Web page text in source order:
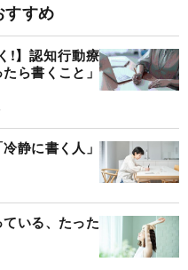
すすめ
!】認知行動療
ら書くこと」
静に書く人」
ている、たった